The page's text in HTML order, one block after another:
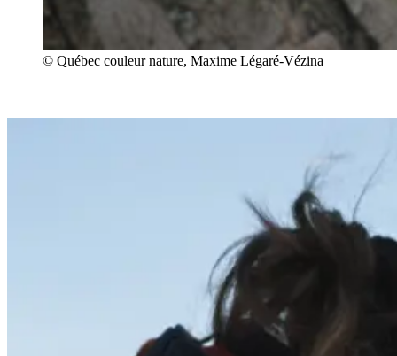
© Québec couleur nature, Maxime Légaré-Vézina